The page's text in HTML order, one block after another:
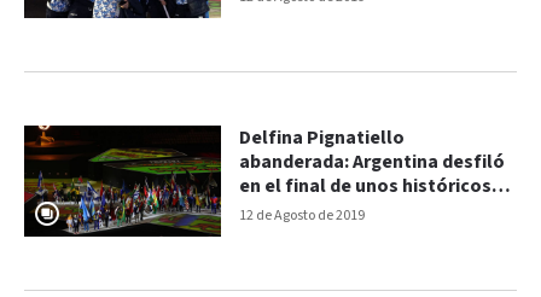
12 de Agosto de 2019
Delfina Pignatiello
abanderada: Argentina desfiló
en el final de unos históricos
Juegos Panamericanos